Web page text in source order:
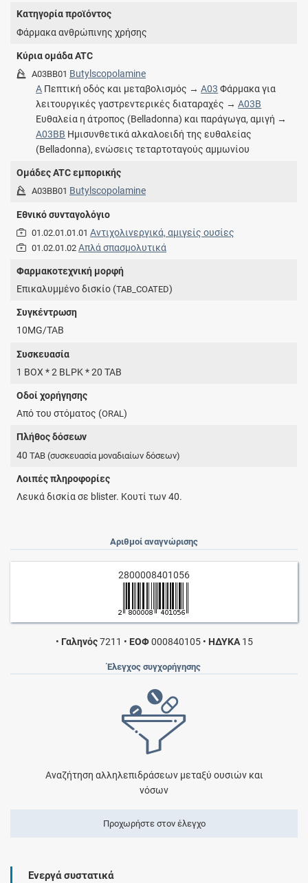
Κατηγορία προϊόντος
Φάρμακα ανθρώπινης χρήσης
Κύρια ομάδα ATC
A03BB01 Butylscopolamine
A Πεπτική οδός και μεταβολισμός →A03 Φάρμακα για
λειτουργικές γαστρεντερικές διαταραχές →A03B
Ευθαλεία η άτροπος (Belladonna) και παράγωγα, αμιγή →
A03BB Ημισυνθετικά αλκαλοειδή της ευθαλείας
(Belladonna), ενώσεις τεταρτοταγούς αμμωνίου
Ομάδες ATC εμπορικής
A03BB01 Butylscopolamine
Εθνικό συνταγολόγιο
01.02.01.01.01 Αντιχολινεργικά, αμιγείς ουσίες
01.02.01.02 Απλά σπασμολυτικά
Φαρμακοτεχνική μορφή
Επικαλυμμένο δισκίο (TAB_COATED)
Συγκέντρωση
10MG/TAB
Συσκευασία
1 BOX * 2 BLPK * 20 TAB
Οδοί χορήγησης
Από του στόματος (ORAL)
Πλήθος δόσεων
40TAB (συσκευασία μοναδιαίων δόσεων)
Λοιπές πληροφορίες
Λευκά δισκία σε blister. Κουτί των 40.
Αριθμοί αναγνώρισης
2800008401056
• Γαληνός7211 • ΕΟΦ000840105 • ΗΔΥΚΑ15
Έλεγχος συγχορήγησης
Αναζήτηση αλληλεπιδράσεων μεταξύ ουσιών και
νόσων
Προχωρήστε στον έλεγχο
Ενεργά συστατικά